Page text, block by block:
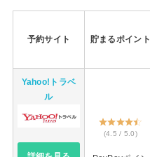
予約サイト 貯まるポイント
Yahoo!トラベ
ル
(4.5 / 5.0)